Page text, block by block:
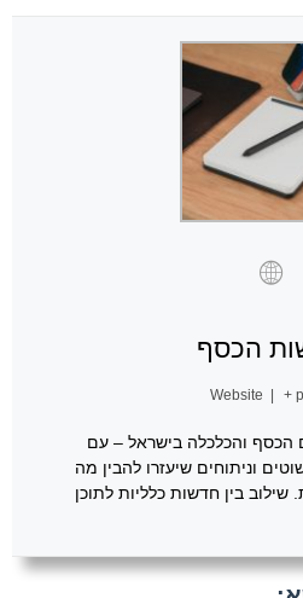
הכסף
Website | +
והכלכלה בישראל – עם
וניתוחים שיעזרו להבין מה
בין חדשות כלליות לתוכן